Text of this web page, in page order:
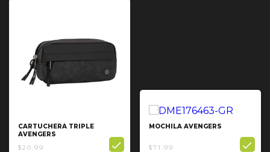
CARTUCHERA TRIPLE
AVENGERS
$20.99

MOCHILA AVENGERS
$71.99 